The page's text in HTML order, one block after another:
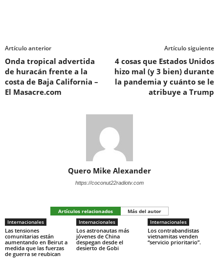
Artículo anterior
Onda tropical advertida
de huracán frente a la
costa de Baja California –
El Masacre.com
Artículo siguiente
4 cosas que Estados Unidos
hizo mal (y 3 bien) durante
la pandemia y cuánto se le
atribuye a Trump
Quero Mike Alexander
https://coconut22radiotv.com
Artículos relacionados
Más del autor
Internacionales
Las tensiones
comunitarias están
aumentando en Beirut a
medida que las fuerzas
de guerra se reubican
Internacionales
Los astronautas más
jóvenes de China
despegan desde el
desierto de Gobi
Internacionales
Los contrabandistas
vietnamitas venden
“servicio prioritario”.